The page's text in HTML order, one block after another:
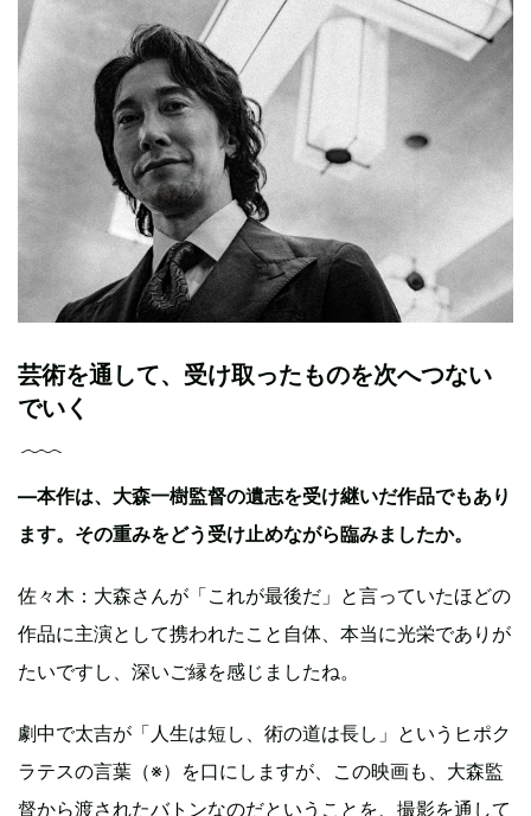
芸術を通して、受け取ったものを次へつない
でいく
—本作は、大森一樹監督の遺志を受け継いだ作品でもあり
ます。その重みをどう受け止めながら臨みましたか。
佐々木：大森さんが「これが最後だ」と言っていたほどの
作品に主演として携われたこと自体、本当に光栄でありが
たいですし、深いご縁を感じましたね。
劇中で太吉が「人生は短し、術の道は長し」というヒポク
ラテスの言葉（※）を口にしますが、この映画も、大森監
督から渡されたバトンなのだということを、撮影を通して